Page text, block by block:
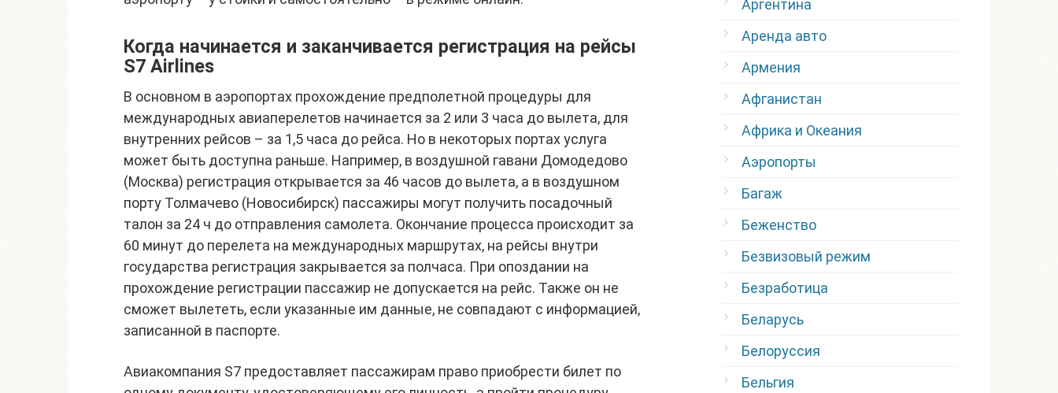
Когда начинается и заканчивается регистрация на рейсы
S7 Airlines
В основном в аэропортах прохождение предполетной процедуры для
международных авиаперелетов начинается за 2 или 3 часа до вылета, для
внутренних рейсов – за 1,5 часа до рейса. Но в некоторых портах услуга
может быть доступна раньше. Например, в воздушной гавани Домодедово
(Москва) регистрация открывается за 46 часов до вылета, а в воздушном
порту Толмачево (Новосибирск) пассажиры могут получить посадочный
талон за 24 ч до отправления самолета. Окончание процесса происходит за
60 минут до перелета на международных маршрутах, на рейсы внутри
государства регистрация закрывается за полчаса. При опоздании на
прохождение регистрации пассажир не допускается на рейс. Также он не
сможет вылететь, если указанные им данные, не совпадают с информацией,
записанной в паспорте.
Авиакомпания S7 предоставляет пассажирам право приобрести билет по
Аргентина
Аренда авто
Армения
Афганистан
Африка и Океания
Аэропорты
Багаж
Беженство
Безвизовый режим
Безработица
Беларусь
Белоруссия
Бельгия